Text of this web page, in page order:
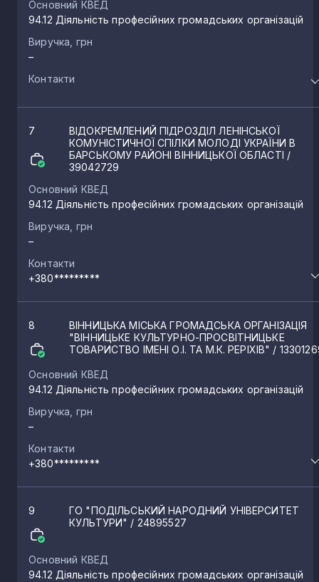
Основний КВЕД
94.12 Діяльність професійних громадських організацій
Виручка, грн
–
Контакти
7
ВІДОКРЕМЛЕНИЙ ПІДРОЗДІЛ ЛЕНІНСЬКОЇ
КОМУНІСТИЧНОЇ СПІЛКИ МОЛОДІ УКРАЇНИ В
БАРСЬКОМУ РАЙОНІ ВІННИЦЬКОЇ ОБЛАСТІ /
39042729
Основний КВЕД
94.12 Діяльність професійних громадських організацій
Виручка, грн
–
Контакти
+380*********
8
ВІННИЦЬКА МІСЬКА ГРОМАДСЬКА ОРГАНІЗАЦІЯ
"ВІННИЦЬКЕ КУЛЬТУРНО-ПРОСВІТНИЦЬКЕ
ТОВАРИСТВО ІМЕНІ О.І. ТА М.К. РЕРІХІВ" /
Основний КВЕД
94.12 Діяльність професійних громадських організацій
Виручка, грн
–
Контакти
+380*********
9
ГО "ПОДІЛЬСЬКИЙ НАРОДНИЙ УНІВЕРСИТЕТ
КУЛЬТУРИ" / 24895527
Основний КВЕД
94.12 Діяльність професійних громадських організацій